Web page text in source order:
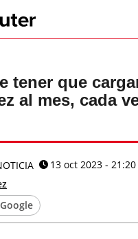
tener que
al mes, cada
13 oct 2023 - 21:20